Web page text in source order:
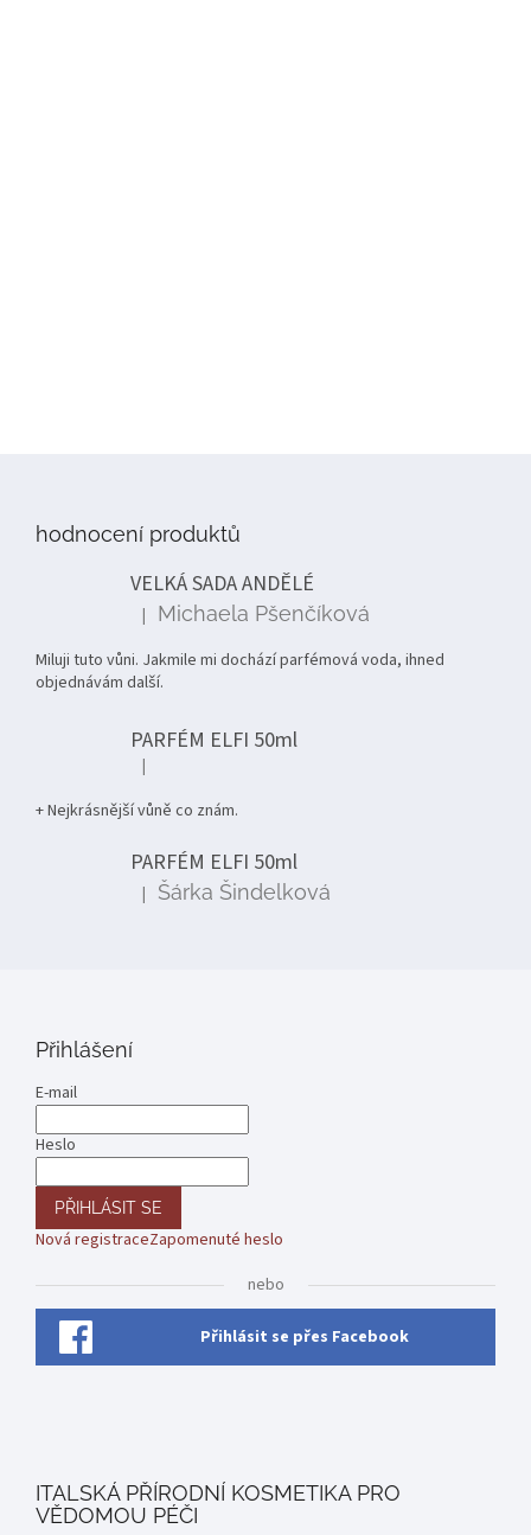
hodnocení produktů
VELKÁ SADA ANDĚLÉ
Hodnocení produktu je 5 z 5 hvězdiček.
| Michaela Pšenčíková
Miluji tuto vůni. Jakmile mi dochází parfémová voda, ihned
objednávám další.
PARFÉM ELFI 50ml
Hodnocení produktu je 5 z 5 hvězdiček.
|
+ Nejkrásnější vůně co znám.
PARFÉM ELFI 50ml
Hodnocení produktu je 5 z 5 hvězdiček.
| Šárka Šindelková
Přihlášení
E-mail
Heslo
PŘIHLÁSIT SE
Nová registraceZapomenuté heslo
nebo
Přihlásit se přes Facebook
ITALSKÁ PŘÍRODNÍ KOSMETIKA PRO
VĚDOMOU PÉČI